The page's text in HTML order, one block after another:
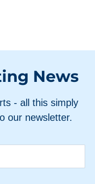
News
- all this simply
our newsletter.